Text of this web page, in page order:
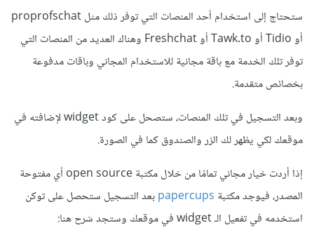
ستحتاج إلى استخدام أحد المنصات التي توفر ذلك مثل proprofschat
أو Tidio أو Tawk.to أو Freshchat وهناك العديد من المنصات التي
توفر تلك الخدمة مع باقة مجانية للاستخدام المجاني وباقات مدفوعة
بخصائص متقدمة.
وبعد التسجيل في تلك المنصات، ستصحل على كود widget لإضافته في
موقعك لكي يظهر لك الزر والصندوق كما في الصورة.
إذا أردت خيار مجاني تمامًا من خلال مكتبة open source أي مفتوحة
المصدر، فيوجد مكتبة papercupsبعد التسجيل ستحصل على توكن
استخدمه في تفعيل الـ widget في موقعك وستجد شرح هنا: